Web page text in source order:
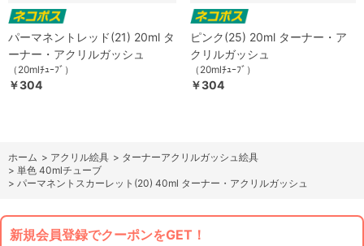
パーマネントレッド(21) 20ml タ
ーナー・アクリルガッシュ
（20mlﾁｭｰﾌﾞ）
￥304
ピンク(25) 20ml ターナー・ア
クリルガッシュ
（20mlﾁｭｰﾌﾞ）
￥304
ホーム > アクリル絵具 > ターナーアクリルガッシュ絵具
> 単色 40mlチューブ
> パーマネントスカーレット(20) 40ml ターナー・アクリルガッシュ
新規会員登録でクーポンをGET！